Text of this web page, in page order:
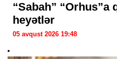
“Sabah” “Orhus”a
heyətlər
05 avqust 2026 19:48